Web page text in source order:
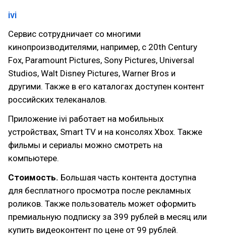
ivi
Сервис сотрудничает со многими
кинопроизводителями, например, с 20th Century
Fox, Paramount Pictures, Sony Pictures, Universal
Studios, Walt Disney Pictures, Warner Bros и
другими. Также в его каталогах доступен контент
российских телеканалов.
Приложение ivi работает на мобильных
устройствах, Smart TV и на консолях Xbox. Также
фильмы и сериалы можно смотреть на
компьютере.
Стоимость. Большая часть контента доступна
для бесплатного просмотра после рекламных
роликов. Также пользователь может оформить
премиальную подписку за 399 рублей в месяц или
купить видеоконтент по цене от 99 рублей.